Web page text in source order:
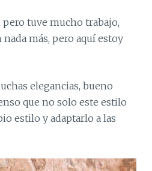
pero tuve mucho trabajo,
más, pero aquí estoy
elegancias, bueno
que no solo este estilo
estilo y adaptarlo a las